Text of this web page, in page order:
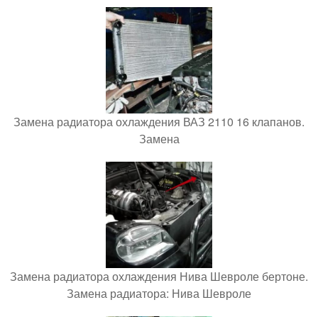
Замена радиатора охлаждения ВАЗ 2110 16 клапанов.
Замена
Замена радиатора охлаждения Нива Шевроле бертоне.
Замена радиатора: Нива Шевроле